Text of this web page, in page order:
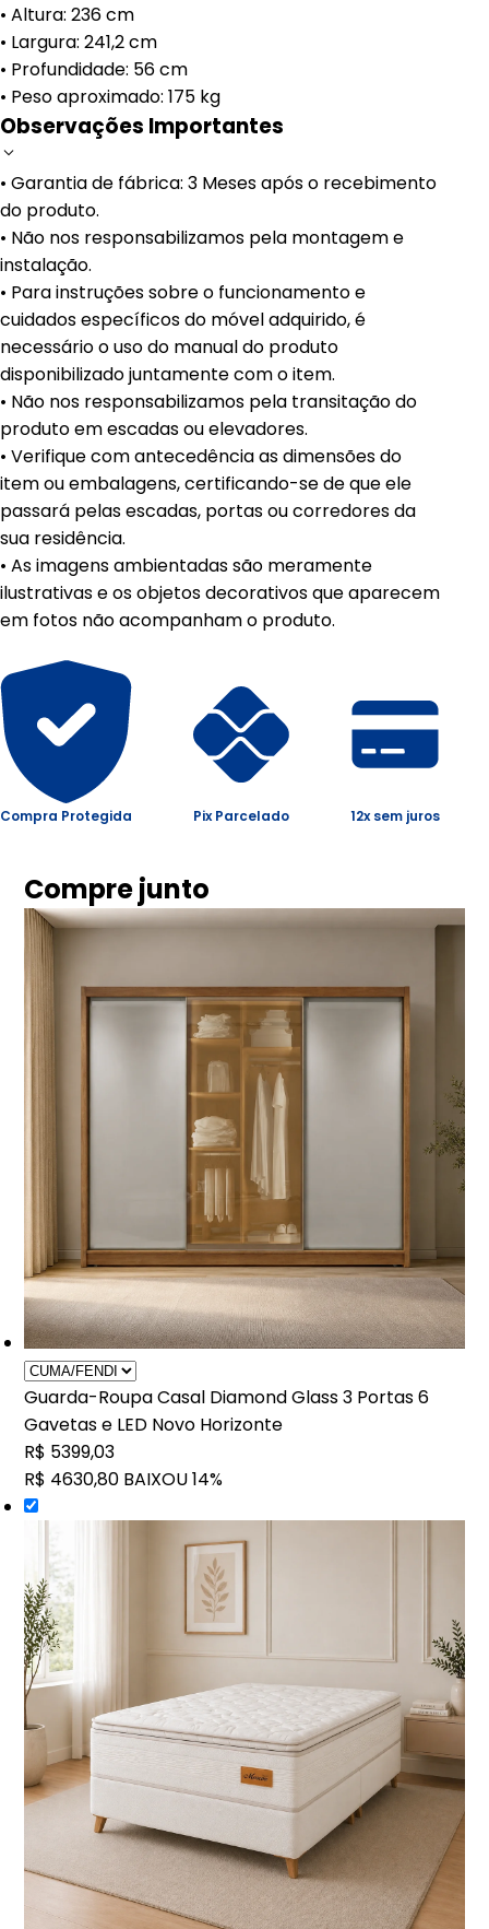
• Altura: 236 cm
• Largura: 241,2 cm
• Profundidade: 56 cm
• Peso aproximado: 175 kg
Observações Importantes
• Garantia de fábrica: 3 Meses após o recebimento
do produto.
• Não nos responsabilizamos pela montagem e
instalação.
• Para instruções sobre o funcionamento e
cuidados específicos do móvel adquirido, é
necessário o uso do manual do produto
disponibilizado juntamente com o item.
• Não nos responsabilizamos pela transitação do
produto em escadas ou elevadores.
• Verifique com antecedência as dimensões do
item ou embalagens, certificando-se de que ele
passará pelas escadas, portas ou corredores da
sua residência.
• As imagens ambientadas são meramente
ilustrativas e os objetos decorativos que aparecem
em fotos não acompanham o produto.
Compra Protegida Pix Parcelado 12x sem juros
Compre junto
Guarda-Roupa Casal Diamond Glass 3 Portas 6
Gavetas e LED Novo Horizonte
R$ 5399,03
R$ 4630,80 BAIXOU 14%